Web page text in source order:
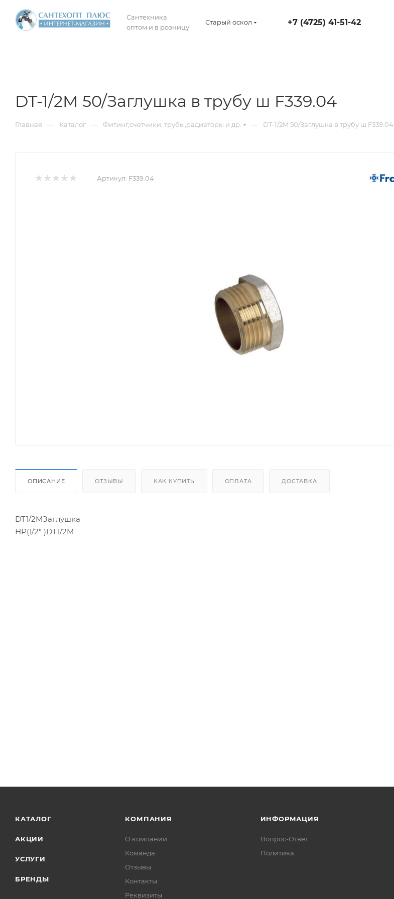
Сантехника
оптом и в розницу
Старый оскол +7 (4725) 41-51-42
DT-1/2M 50/Заглушка в трубу ш F339.04
Главная — Каталог — Фитинг,счетчики, трубы,радиаторы и др. — DT-1/2M 50/Заглушка в трубу ш F339.04
Артикул: F339.04
ОПИСАНИЕ ОТЗЫВЫ КАК КУПИТЬ ОПЛАТА ДОСТАВКА
DT1/2MЗаглушка
НР(1/2" )DT1/2M
КАТАЛОГ
АКЦИИ
УСЛУГИ
БРЕНДЫ
КОМПАНИЯ
О компании
Команда
Отзывы
Контакты
Реквизиты
ИНФОРМАЦИЯ
Вопрос-Ответ
Политика